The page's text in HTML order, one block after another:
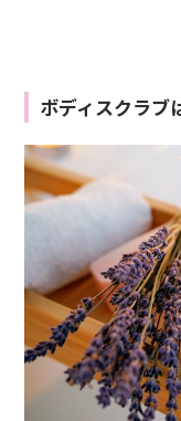
ボディスクラブ